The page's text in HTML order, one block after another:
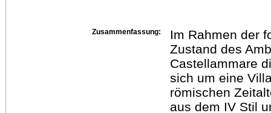
Zusammenfassung:
Im Rahmen der
Zustand des
Castellammare
sich um eine
römischen
aus dem IV Stil